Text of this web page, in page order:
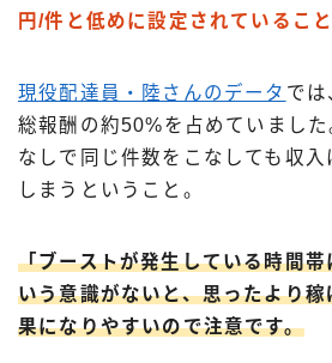
円/件と低めに設定されていること
現役配達員・陸さんのデータ では
総報酬の約50%を占めていました
なしで同じ件数をこなしても収入
しまうということ。
「ブーストが発生している時間
いう意識がないと、思ったより
果になりやすいので注意です。